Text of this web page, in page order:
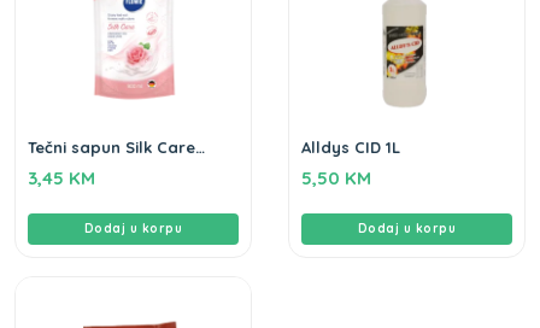
Tečni sapun Silk Care
3,45 KM
Dodaj u korpu
Alldys CID 1L
5,50 KM
Dodaj u korpu